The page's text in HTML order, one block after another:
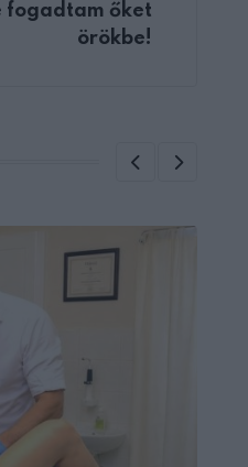
fogadtam őket
örökbe!